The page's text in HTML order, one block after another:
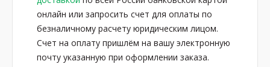
онлайн или запросить счет для оплаты по
безналичному расчету юридическим лицом.
Счет на оплату пришлём на вашу электронную
почту указанную при оформлении заказа.